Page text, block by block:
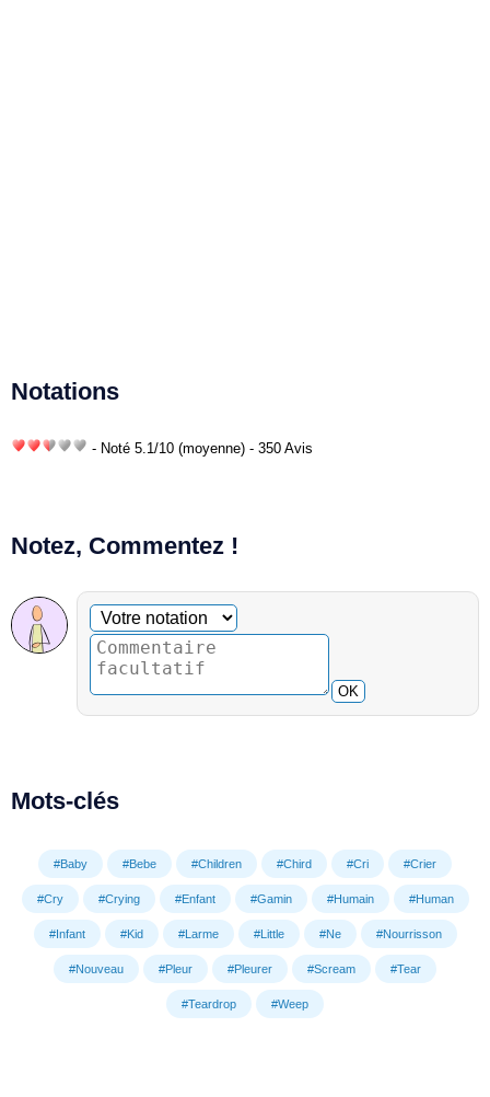
Notations
- Noté 5.1 /10 (moyenne) - 350 Avis
Notez, Commentez !
Commentaire facultatif
Votre notation
OK
Mots-clés
#Baby #Bebe #Children #Chird #Cri #Crier
#Cry #Crying #Enfant #Gamin #Humain #Human
#Infant #Kid #Larme #Little #Ne #Nourrisson
#Nouveau #Pleur #Pleurer #Scream #Tear
#Teardrop #Weep